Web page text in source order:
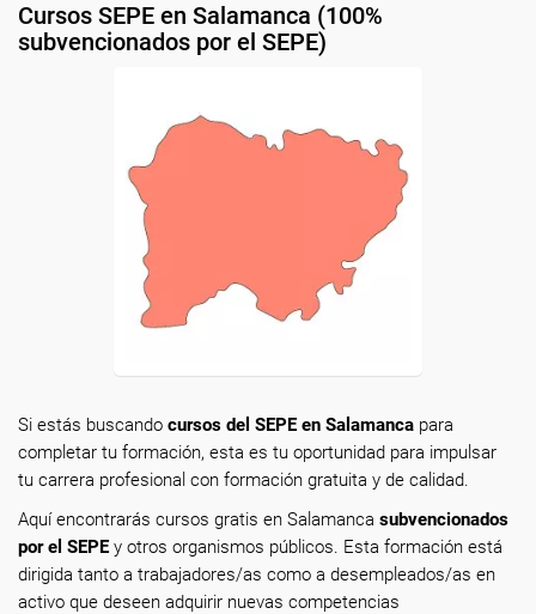
Cursos SEPE en Salamanca (100%
subvencionados por el SEPE)
Si estás buscando cursos del SEPE en Salamanca para
completar tu formación, esta es tu oportunidad para impulsar
tu carrera profesional con formación gratuita y de calidad.
Aquí encontrarás cursos gratis en Salamanca subvencionados
por el SEPEy otros organismos públicos. Esta formación está
dirigida tanto a trabajadores/as como a desempleados/as en
activo que deseen adquirir nuevas competencias